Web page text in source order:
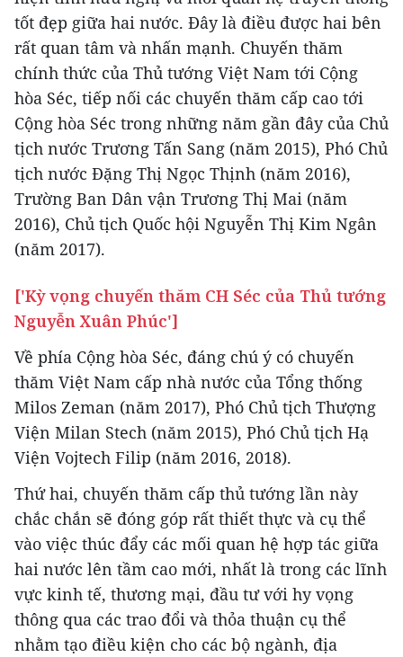
tốt đẹp giữa hai nước. Đây là điều được hai bên
rất quan tâm và nhấn mạnh. Chuyến thăm
chính thức của Thủ tướng Việt Nam tới Cộng
hòa Séc, tiếp nối các chuyến thăm cấp cao tới
Cộng hòa Séc trong những năm gần đây của Chủ
tịch nước Trương Tấn Sang (năm 2015), Phó Chủ
tịch nước Đặng Thị Ngọc Thịnh (năm 2016),
Trường Ban Dân vận Trương Thị Mai (năm
2016), Chủ tịch Quốc hội Nguyễn Thị Kim Ngân
(năm 2017).
['Kỳ vọng chuyến thăm CH Séc của Thủ tướng
Nguyễn Xuân Phúc']
Về phía Cộng hòa Séc, đáng chú ý có chuyến
thăm Việt Nam cấp nhà nước của Tổng thống
Milos Zeman (năm 2017), Phó Chủ tịch Thượng
Viện Milan Stech (năm 2015), Phó Chủ tịch Hạ
Viện Vojtech Filip (năm 2016, 2018).
Thứ hai, chuyến thăm cấp thủ tướng lần này
chắc chắn sẽ đóng góp rất thiết thực và cụ thể
vào việc thúc đẩy các mối quan hệ hợp tác giữa
hai nước lên tầm cao mới, nhất là trong các lĩnh
vực kinh tế, thương mại, đầu tư với hy vọng
thông qua các trao đổi và thỏa thuận cụ thể
nhằm tạo điều kiện cho các bộ ngành, địa